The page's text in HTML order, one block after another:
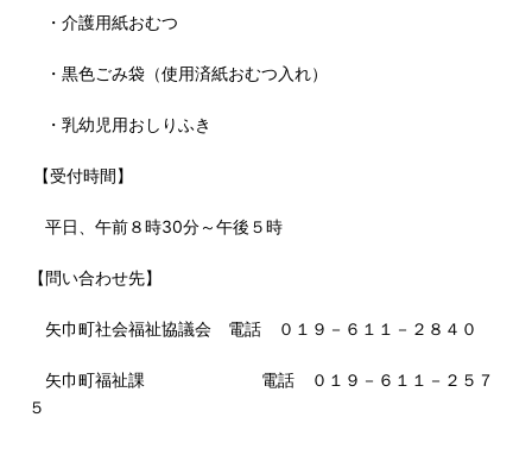
・介護用紙おむつ
・黒色ごみ袋（使用済紙おむつ入れ）
・乳幼児用おしりふき
【受付時間】
平日、午前８時30分～午後５時
【問い合わせ先】
矢巾町社会福祉協議会 電話 ０１９－６１１－２８４０
矢巾町福祉課 電話 ０１９－６１１－２５７
５